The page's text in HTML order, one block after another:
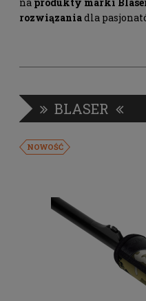
rozwiązaniadla
BLASER
NOWOŚĆ